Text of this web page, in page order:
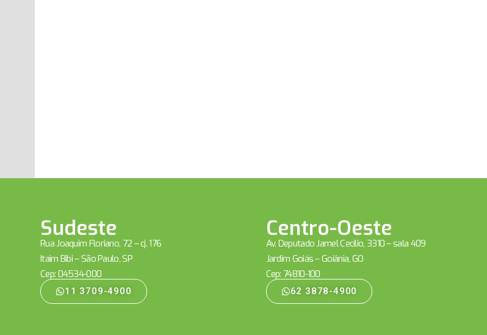
Sudeste
Rua Joaquim Floriano, 72 – cj. 176
Itaim Bibi – São Paulo, SP
Cep: 04534-000
11 3709-4900
Centro-Oeste
Av. Deputado Jamel Cecílio, 3310 – sala 409
Jardim Goiás – Goiânia, GO
Cep: 74810-100
62 3878-4900